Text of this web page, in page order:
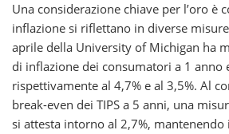
Una considerazione chiave per l’oro è
inflazione si riflettano in diverse
aprile della University of Michigan ha
di inflazione dei consumatori a 1 anno
rispettivamente al 4,7% e al 3,5%. Al
break-even dei TIPS a 5 anni, una
si attesta intorno al 2,7%, mantenendo